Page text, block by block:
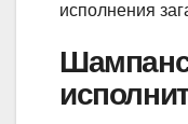
исполнения